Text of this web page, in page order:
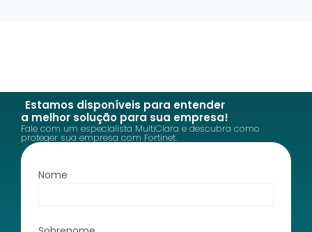
Estamos disponíveis para entender
a melhor solução para sua empresa!
Fale com um especialista MultiClara e descubra como
proteger sua empresa com Fortinet.
Nome